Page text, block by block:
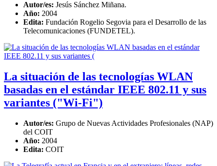
Autor/es: Jesús Sánchez Miñana.
Año: 2004
Edita: Fundación Rogelio Segovia para el Desarrollo de las
Telecomunicaciones (FUNDETEL).
La situación de las tecnologías WLAN
basadas en el estándar IEEE 802.11 y sus
variantes ("Wi-Fi")
Autor/es: Grupo de Nuevas Actividades Profesionales (NAP)
del COIT
Año: 2004
Edita: COIT